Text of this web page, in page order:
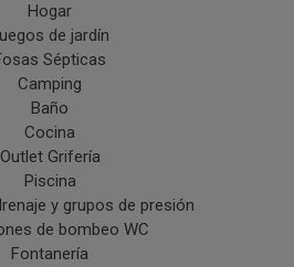
Hogar
de jardín
Sépticas
Camping
Baño
Cocina
Outlet Grifería
Piscina
y grupos de presión
de bombeo WC
Fontanería